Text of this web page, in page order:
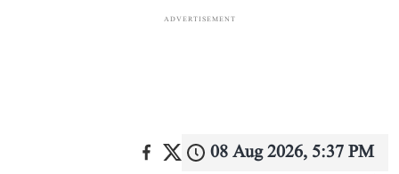
ADVERTISEMENT
08 Aug 2026, 5:37 PM